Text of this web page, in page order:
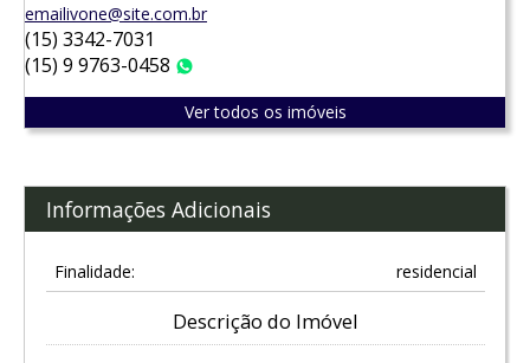
emailivone@site.com.br
(15) 3342-7031
(15) 9 9763-0458
Ver todos os imóveis
Informações Adicionais
Finalidade: residencial
Descrição do Imóvel